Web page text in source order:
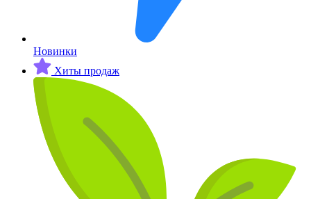
Новинки
Хиты продаж